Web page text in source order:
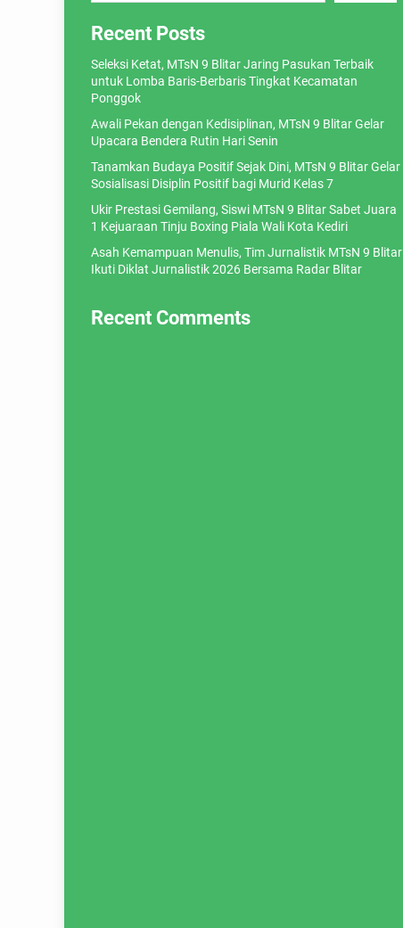
Recent Posts
Seleksi Ketat, MTsN 9 Blitar Jaring Pasukan Terbaik
untuk Lomba Baris-Berbaris Tingkat Kecamatan
Ponggok
Awali Pekan dengan Kedisiplinan, MTsN 9 Blitar Gelar
Upacara Bendera Rutin Hari Senin
Tanamkan Budaya Positif Sejak Dini, MTsN 9 Blitar Gelar
Sosialisasi Disiplin Positif bagi Murid Kelas 7
Ukir Prestasi Gemilang, Siswi MTsN 9 Blitar Sabet Juara
1 Kejuaraan Tinju Boxing Piala Wali Kota Kediri
Asah Kemampuan Menulis, Tim Jurnalistik MTsN 9 Blitar
Ikuti Diklat Jurnalistik 2026 Bersama Radar Blitar
Recent Comments